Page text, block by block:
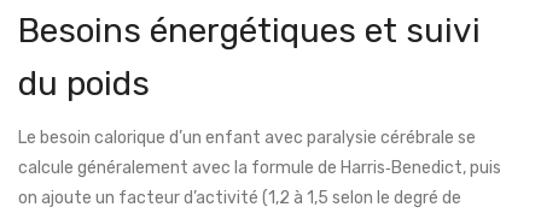
Besoins énergétiques et suivi
du poids
Le besoin calorique d’un enfant avec paralysie cérébrale se
calcule généralement avec la formule de Harris‑Benedict, puis
on ajoute un facteur d’activité (1,2 à 1,5 selon le degré de